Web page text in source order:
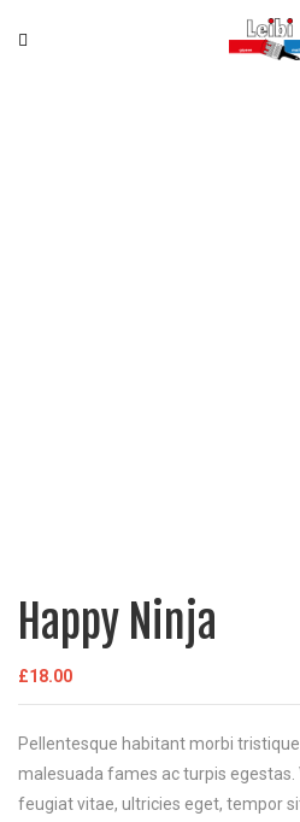
Happy Ninja
£18.00
Pellentesque habitant morbi
malesuada fames ac turpis
feugiat vitae, ultricies eget, tempor